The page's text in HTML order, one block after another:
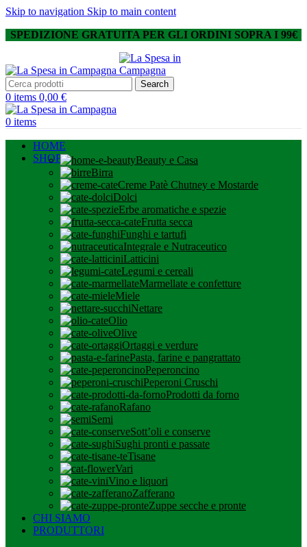
Skip to navigation Skip to main content
SPEDIZIONE GRATUITA PER GLI ORDINI SOPRA I 99€
Search
0 items 0,00 €
0 items
HOME
SHOP
Beauty e Casa
Birra
Creme Patè Chutney e Mostarde
Dolci
Erbe aromatiche e spezie
Frutta secca
Funghi e tartufi
Integrale e Nutraceutico
Latticini
Legumi e cereali
Marmellate e confetture
Miele
Nettare
Olio
Olive
Ortaggi e verdure
Pasta, farine e pangrattato
Peperoncino
Peperoni Cruschi
Prodotti da forno
Rafano
Semi
Sott’oli e conserve
Sughi pronti e passate
Tisane
Vari
Vino e liquori
Zafferano
Zuppe secche e pronte
CHI SIAMO
PRODUTTORI